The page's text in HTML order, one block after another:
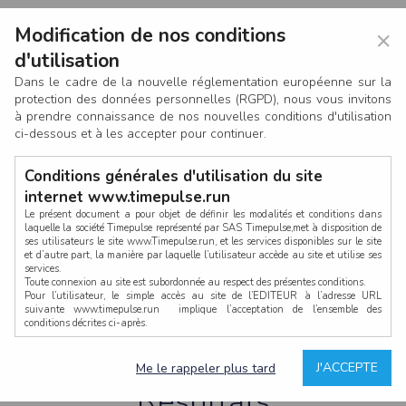
CONNEXION
×
Modification de nos conditions
d'utilisation
Dans le cadre de la nouvelle réglementation européenne sur la
protection des données personnelles (RGPD), nous vous invitons
à prendre connaissance de nos nouvelles conditions d'utilisation
ci-dessous et à les accepter pour continuer.
Conditions générales d'utilisation du site
internet www.timepulse.run
Le présent document a pour objet de définir les modalités et conditions dans
laquelle la société Timepulse représenté par SAS Timepulse,met à disposition de
ses utilisateurs le site www.Timepulse.run, et les services disponibles sur le site
et d’autre part, la manière par laquelle l’utilisateur accède au site et utilise ses
services.
Toute connexion au site est subordonnée au respect des présentes conditions.
Pour l’utilisateur, le simple accès au site de l’EDITEUR à l’adresse URL
suivante www.timepulse.run implique l’acceptation de l’ensemble des
conditions décrites ci-après.
La structure générale du site www.timepulse.run, par quelque procédé que ce
soit, sans l'autorisation préalable et par écrit de Fourcherot Mickael et/ou de ses
J'ACCEPTE
Me le rappeler plus tard